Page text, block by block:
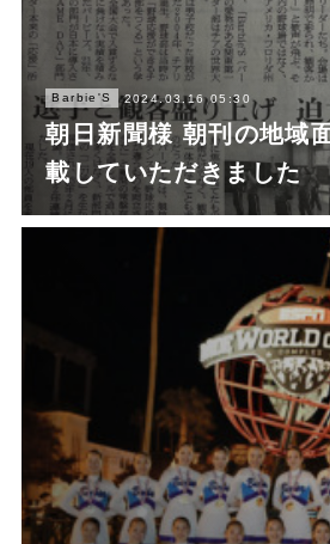
Barbie'S 2024.03.16 05:30
朝日新聞様 朝刊の地域
載していただきました